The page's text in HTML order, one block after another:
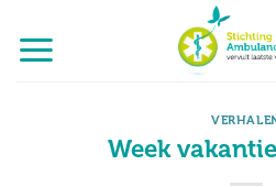
naar
inhoud
Week